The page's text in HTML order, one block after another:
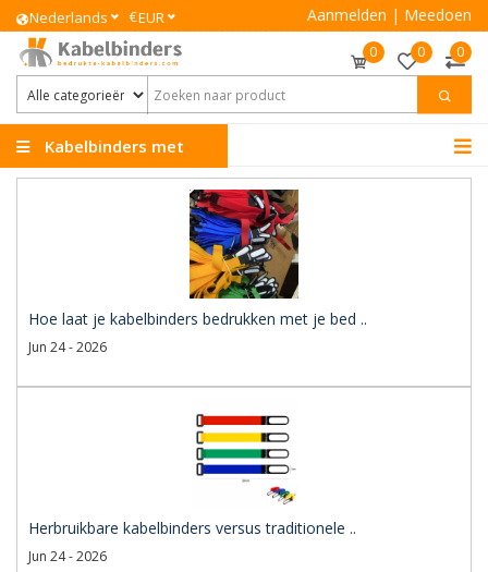
Nederlands €EUR Aanmelden | Meedoen
0 0 0
Kabelbinders met
Hoe laat je kabelbinders bedrukken met je bed ..
Jun 24 - 2026
Herbruikbare kabelbinders versus traditionele ..
Jun 24 - 2026